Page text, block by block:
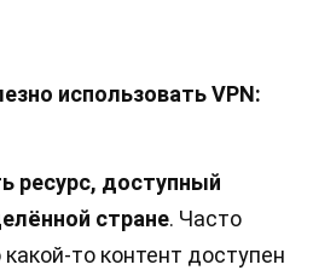
использовать VPN:
ресурс, доступный
стране. Часто
то контент доступен